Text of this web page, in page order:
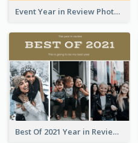
Event Year in Review Photo Book
Best Of 2021 Year in Review Photo Book